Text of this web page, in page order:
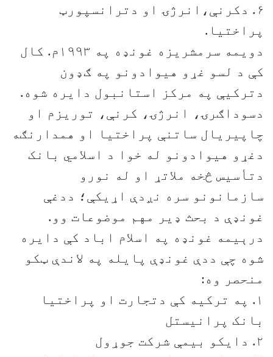
۶. دکرنې،انرژۍ او دترانسپورټ
پراختيا.
دويمه سرمشريزه غونډه په ۱۹۹۳م. کال
کې د لسو غړو هيوادونو په ګډون
دترکيې په مرکز استانبول دايره شوه.
دسوداګرۍ، انرژۍ، کرنې، توريزم او
چاپيريال ساتنې پراختيا او همدارنګه
دغړو هيوادونو له خوا د اسلامي بانک
دتأسيس څخه ملاتړ او له نورو
سازمانونو سره نږدې اړيکې؛ ددغې
غونډې د بحث ډير مهم موضوعات وو.
درېيمه غونډه په اسلام اباد کې دايره
شوه چې ددې غونډې پايله په لاندې ټکو
منحصر وه:
۱. په ترکيه کې دتجارت او پراختيا
بانک پرانيستل
۲. دايکو بيمې شرکت جوړول